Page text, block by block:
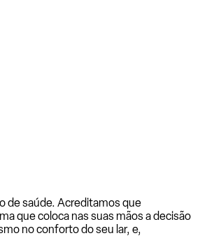
de saúde. Acreditamos que
que coloca nas suas mãos a decisão
no conforto do seu lar, e,